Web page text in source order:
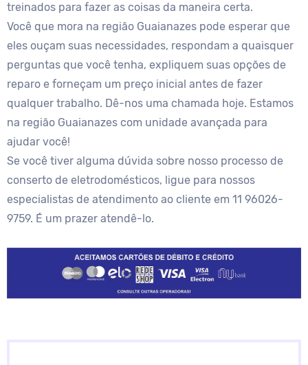
treinados para fazer as coisas da maneira certa.
Você que mora na região Guaianazes pode esperar que
eles ouçam suas necessidades, respondam a quaisquer
perguntas que você tenha, expliquem suas opções de
reparo e forneçam um preço inicial antes de fazer
qualquer trabalho. Dê-nos uma chamada hoje. Estamos
na região Guaianazes com unidade avançada para
ajudar você!
Se você tiver alguma dúvida sobre nosso processo de
conserto de eletrodomésticos, ligue para nossos
especialistas de atendimento ao cliente em 11 96026-
9759. É um prazer atendê-lo.